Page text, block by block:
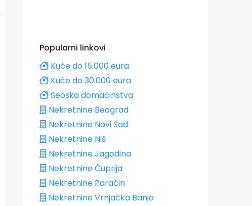
Popularni linkovi
Kuće do 15.000 eura
Kuće do 30.000 eura
Seoska domaćinstva
Nekretnine Beograd
Nekretnine Novi Sad
Nekretnine Niš
Nekretnine Jagodina
Nekretnine Ćuprija
Nekretnine Paraćin
Nekretnine Vrnjačka Banja